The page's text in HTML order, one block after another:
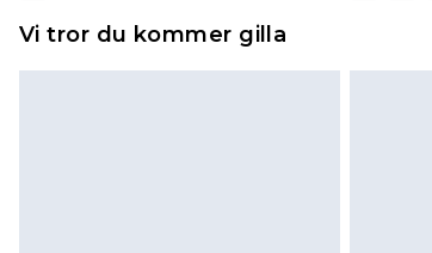
Vi tror du kommer gilla